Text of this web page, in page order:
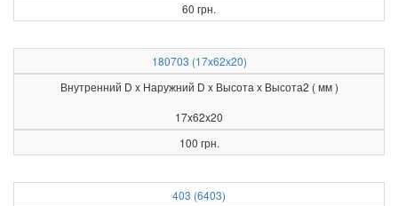
60 грн.
180703 (17х62х20)
Внутренний D x Наружний D x Высота х Высота2 ( мм )
17x62x20
100 грн.
403 (6403)